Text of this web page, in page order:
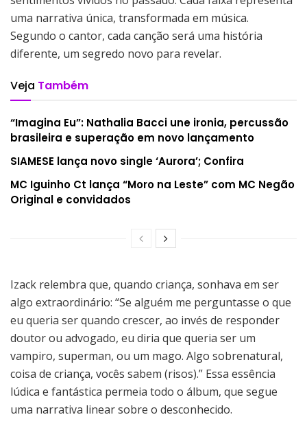
uma narrativa única, transformada em música.
Segundo o cantor, cada canção será uma história
diferente, um segredo novo para revelar.
Veja Também
“Imagina Eu”: Nathalia Bacci une ironia, percussão
brasileira e superação em novo lançamento
SIAMESE lança novo single ‘Aurora’; Confira
MC Iguinho Ct lança “Moro na Leste” com MC Negão
Original e convidados
Izack relembra que, quando criança, sonhava em ser
algo extraordinário: “Se alguém me perguntasse o que
eu queria ser quando crescer, ao invés de responder
doutor ou advogado, eu diria que queria ser um
vampiro, superman, ou um mago. Algo sobrenatural,
coisa de criança, vocês sabem (risos).” Essa essência
lúdica e fantástica permeia todo o álbum, que segue
uma narrativa linear sobre o desconhecido.